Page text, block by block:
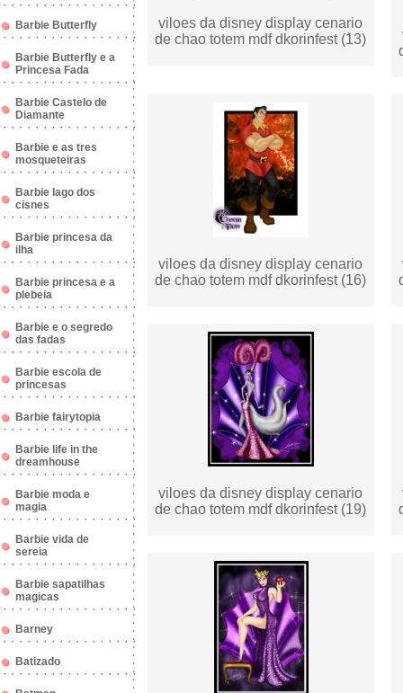
Barbie Butterfly
Barbie Butterfly e a
Princesa Fada
Barbie Castelo de
Diamante
Barbie e as tres
mosqueteiras
Barbie lago dos
cisnes
Barbie princesa da
ilha
Barbie princesa e a
plebeia
Barbie e o segredo
das fadas
Barbie escola de
princesas
Barbie fairytopia
Barbie life in the
dreamhouse
Barbie moda e
magia
Barbie vida de
sereia
Barbie sapatilhas
magicas
Barney
Batizado
viloes da disney display cenario
de chao totem mdf dkorinfest (13)
viloes da disney display cenario
de chao totem mdf dkorinfest (16)
viloes da disney display cenario
de chao totem mdf dkorinfest (19)